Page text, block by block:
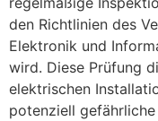
den Richtlinien des
Elektronik und
wird. Diese Prüfung
elektrischen
potenziell